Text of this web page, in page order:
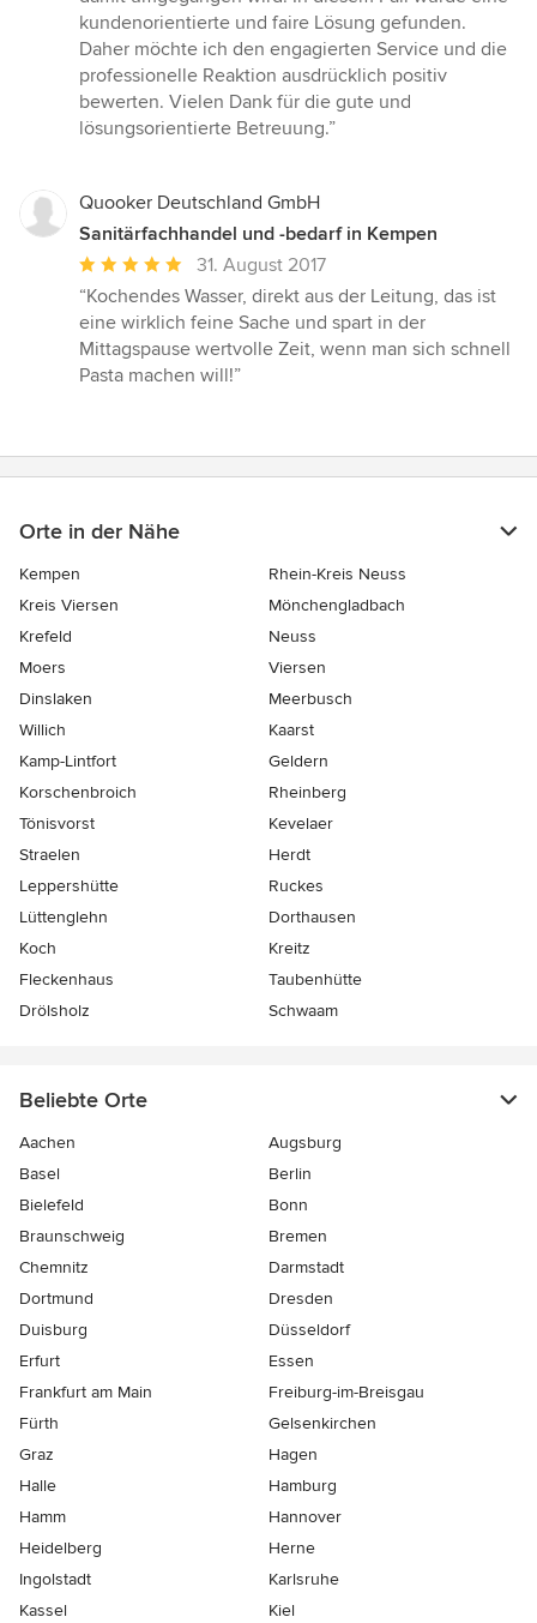
kundenorientierte und faire Lösung gefunden.
Daher möchte ich den engagierten Service und die
professionelle Reaktion ausdrücklich positiv
bewerten. Vielen Dank für die gute und
lösungsorientierte Betreuung.”
Quooker Deutschland GmbH
Sanitärfachhandel und -bedarf in Kempen
Durchschnittliche
Bewertung:
5
von
5
31. August 2017
“Kochendes Wasser, direkt aus der Leitung, das ist
eine wirklich feine Sache und spart in der
Mittagspause wertvolle Zeit, wenn man sich schnell
Pasta machen will!”
Orte in der Nähe
Kempen
Rhein-Kreis Neuss
Kreis Viersen
Mönchengladbach
Krefeld
Neuss
Moers
Viersen
Dinslaken
Meerbusch
Willich
Kaarst
Kamp-Lintfort
Geldern
Korschenbroich
Rheinberg
Tönisvorst
Kevelaer
Straelen
Herdt
Leppershütte
Ruckes
Lüttenglehn
Dorthausen
Koch
Kreitz
Fleckenhaus
Taubenhütte
Drölsholz
Schwaam
Beliebte Orte
Aachen
Augsburg
Basel
Berlin
Bielefeld
Bonn
Braunschweig
Bremen
Chemnitz
Darmstadt
Dortmund
Dresden
Duisburg
Düsseldorf
Erfurt
Essen
Frankfurt am Main
Freiburg-im-Breisgau
Fürth
Gelsenkirchen
Graz
Hagen
Halle
Hamburg
Hamm
Hannover
Heidelberg
Herne
Ingolstadt
Karlsruhe
Kassel
Kiel